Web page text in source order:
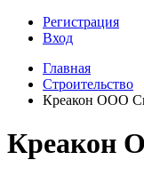
Регистрация
Вход
Главная
Строительство
Креакон ООО
Креакон